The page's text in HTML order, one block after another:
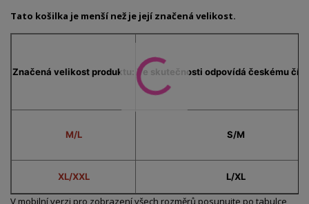
Tato košilka je menší než je její značená velikost.
Značená velikost produktu: Ve skutečnosti odpovídá českému
M/L S/M
XL/XXL L/XL
V mobilní verzi pro zobrazení všech rozměrů posunujte po tabulce